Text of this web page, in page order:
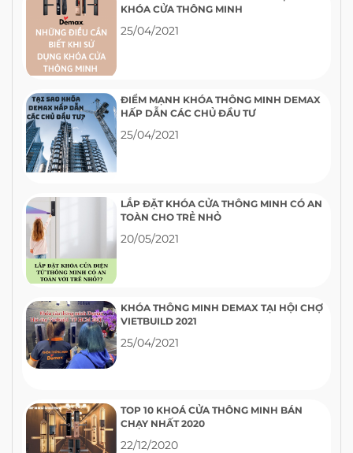
KHÓA CỬA THÔNG MINH
25/04/2021
ĐIỂM MẠNH KHÓA THÔNG MINH DEMAX
HẤP DẪN CÁC CHỦ ĐẦU TƯ
25/04/2021
LẮP ĐẶT KHÓA CỬA THÔNG MINH CÓ AN
TOÀN CHO TRẺ NHỎ
20/05/2021
KHÓA THÔNG MINH DEMAX TẠI HỘI CHỢ
VIETBUILD 2021
25/04/2021
TOP 10 KHOÁ CỬA THÔNG MINH BÁN
CHẠY NHẤT 2020
22/12/2020